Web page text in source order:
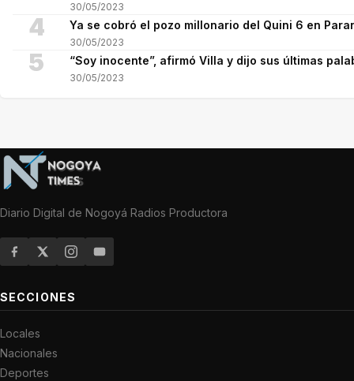
30/05/2023
4 Ya se cobró el pozo millonario del Quini 6 en
30/05/2023
5 “Soy inocente”, afirmó Villa y dijo sus últimas
30/05/2023
Diario Digital de Nogoyá Radios Productora
SECCIONES
Locales
Nacionales
Deportes